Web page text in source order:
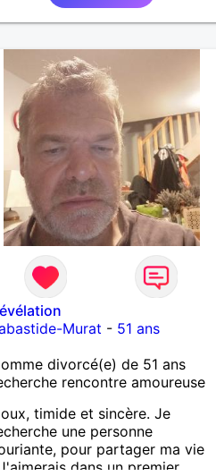
Murat - 51 ans
divorcé(e) de 51 ans
rencontre amoureuse
timide et sincère. Je
une personne
pour partager ma vie
J'aimerais dans un premier